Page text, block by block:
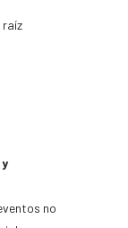
raíz
no